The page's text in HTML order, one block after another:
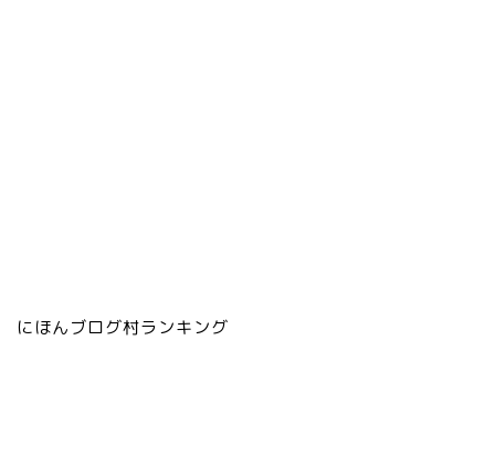
にほんブログ村ランキング